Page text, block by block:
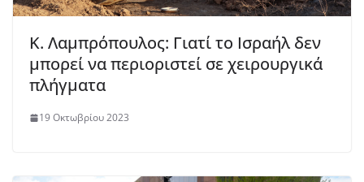
Κ. Λαμπρόπουλος: Γιατί το Ισραήλ δεν
μπορεί να περιοριστεί σε χειρουργικά
πλήγματα
19 Οκτωβρίου 2023